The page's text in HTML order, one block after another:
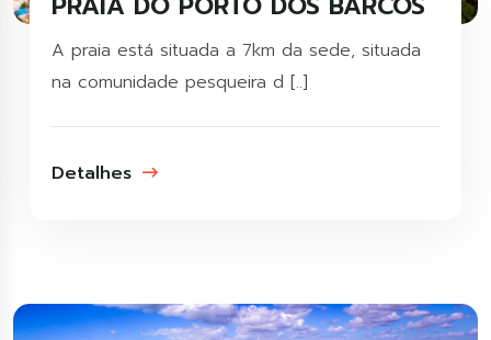
A praia está situada a 7km da sede, situada
na comunidade pesqueira d [..]
Detalhes